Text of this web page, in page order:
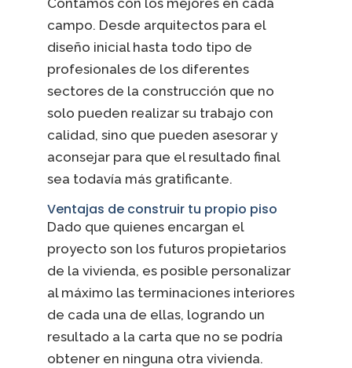
campo. Desde arquitectos para el
diseño inicial hasta todo tipo de
profesionales de los diferentes
sectores de la construcción que no
solo pueden realizar su trabajo con
calidad, sino que pueden asesorar y
aconsejar para que el resultado final
sea todavía más gratificante.
Ventajas de construir tu propio piso
Dado que quienes encargan el
proyecto son los futuros propietarios
de la vivienda, es posible personalizar
al máximo las terminaciones interiores
de cada una de ellas, logrando un
resultado a la carta que no se podría
obtener en ninguna otra vivienda.